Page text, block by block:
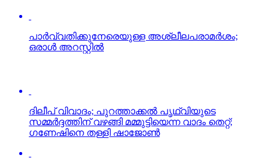
പാര്‍വ്വതിക്കുനേരെയുള്ള അശ്ലീലപരാമര്‍ശം;
ഒരാള്‍ അറസ്റ്റില്‍
ഗണേഷിനെ തള്ളി ഷാജോണ്‍
‘ഭയത്തെ അതിജീവിച്ച് അവള്‍ മുന്നോട്ടു വന്നതാണ്